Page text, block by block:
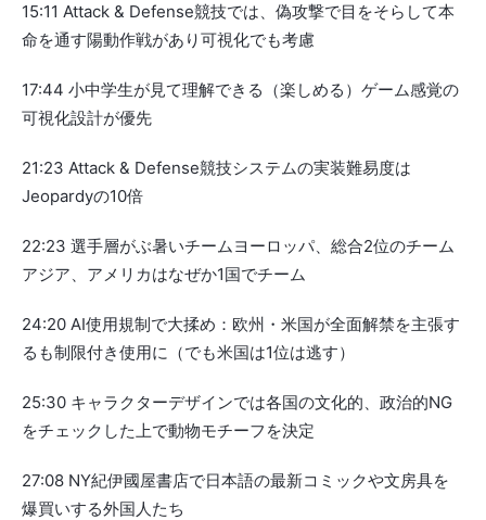
15:11 Attack & Defense競技では、偽攻撃で目をそらして本
命を通す陽動作戦があり可視化でも考慮
17:44 小中学生が見て理解できる（楽しめる）ゲーム感覚の
可視化設計が優先
21:23 Attack & Defense競技システムの実装難易度は
Jeopardyの10倍
22:23 選手層がぶ暑いチームヨーロッパ、総合2位のチーム
アジア、アメリカはなぜか1国でチーム
24:20 AI使用規制で大揉め：欧州・米国が全面解禁を主張す
るも制限付き使用に（でも米国は1位は逃す）
25:30 キャラクターデザインでは各国の文化的、政治的NG
をチェックした上で動物モチーフを決定
27:08 NY紀伊國屋書店で日本語の最新コミックや文房具を
爆買いする外国人たち